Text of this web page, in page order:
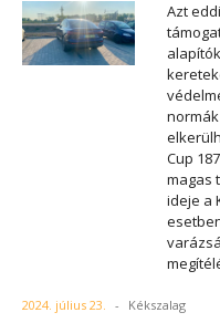
Azt
Cup
magas
ideje a
2024. július 23. - Kékszalag